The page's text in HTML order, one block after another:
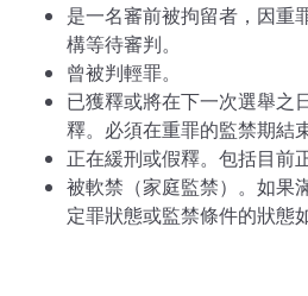
是一名審前被拘留者，因重
構等待審判。
曾被判輕罪。
已獲釋或將在下一次選舉之
釋。必須在重罪的監禁期結
正在緩刑或假釋。包括目前
被軟禁（家庭監禁）。如果
定罪狀態或監禁條件的狀態